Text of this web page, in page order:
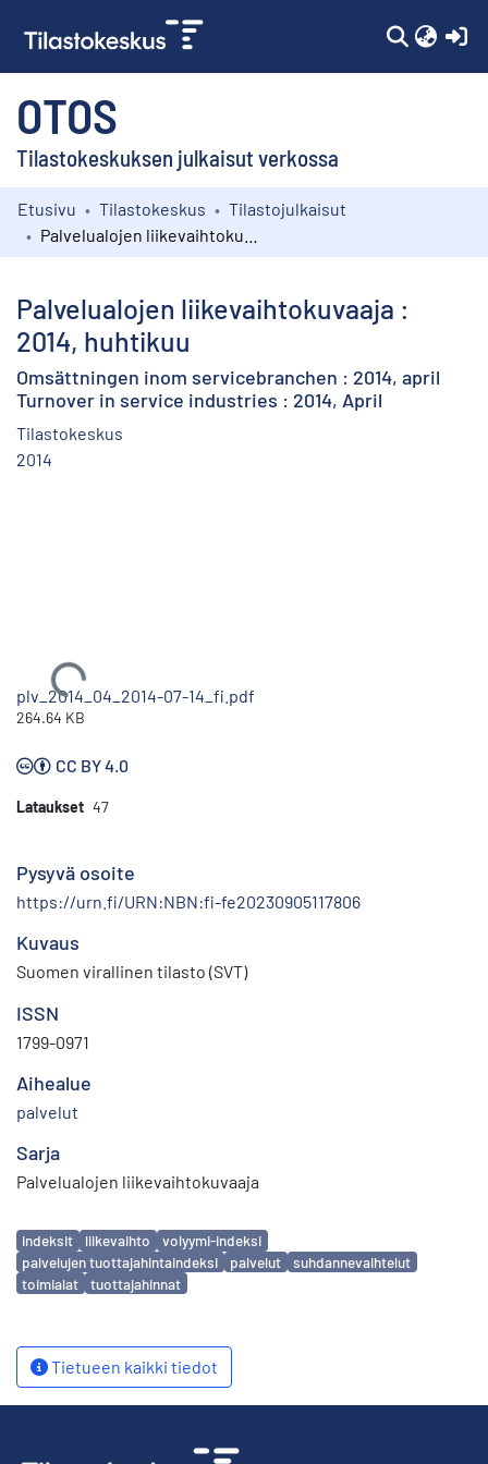
OTOS
Tilastokeskuksen julkaisut verkossa
Kokoelmat
Etusivu Tilastokeskus
Tilastojulkaisut
Palvelualojen liikevaihtokuvaaja :
2014, huhtikuu
Omsättningen inom servicebranchen : 2014, april
Turnover in service industries : 2014, April
Tilastokeskus
2014
Ladataan...
plv_2014_04_2014-07-14_fi.pdf
264.64 KB
CC BY 4.0
Lataukset 47
Pysyvä osoite
https://urn.fi/URN:NBN:fi-fe20230905117806
Kuvaus
Suomen virallinen tilasto (SVT)
ISSN
1799-0971
Aihealue
palvelut
Sarja
Palvelualojen liikevaihtokuvaaja
Avainsanat
indeksit liikevaihto
volyymi-indeksi
palvelujen tuottajahintaindeksi
palvelut
suhdannevaihtelut
toimialat
tuottajahinnat
Tietueen kaikki tiedot